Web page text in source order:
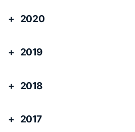
2020
2019
2018
2017